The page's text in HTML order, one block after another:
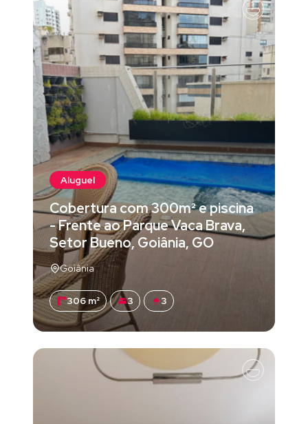
Aluguel
Cobertura com 300m² e piscina
- Frente ao Parque Vaca Brava,
Setor Bueno, Goiânia, GO
Goiânia
306 m² 3 3